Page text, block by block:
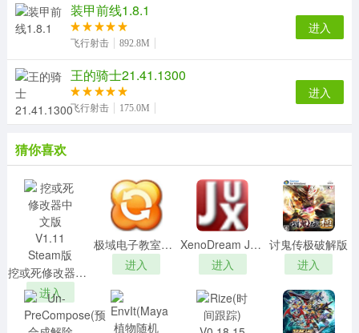
装甲前线1.8.1
飞行射击 892.8M
进入
王的骑士21.41.1300
飞行射击 175.0M
进入
猜你喜欢
挖或死修改器中文版 V1.11 Steam版
进入
极域电子教室2018破解版
进入
XenoDream Juxv3.0破解版
进入
讨鬼传极破解版
进入